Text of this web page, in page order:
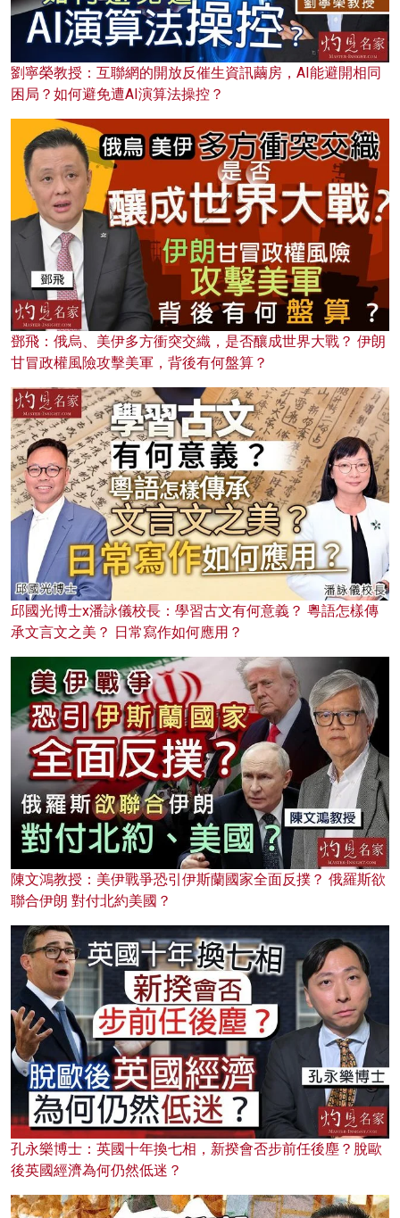
劉寧榮教授：互聯網的開放反催生資訊繭房，AI能避開相同
困局？如何避免遭AI演算法操控？
鄧飛：俄烏、美伊多方衝突交織，是否釀成世界大戰？ 伊朗
甘冒政權風險攻擊美軍，背後有何盤算？
邱國光博士x潘詠儀校長：學習古文有何意義？ 粵語怎樣傳
承文言文之美？ 日常寫作如何應用？
陳文鴻教授：美伊戰爭恐引伊斯蘭國家全面反撲？ 俄羅斯欲
聯合伊朗 對付北約美國？
孔永樂博士：英國十年換七相，新揆會否步前任後塵？脫歐
後英國經濟為何仍然低迷？